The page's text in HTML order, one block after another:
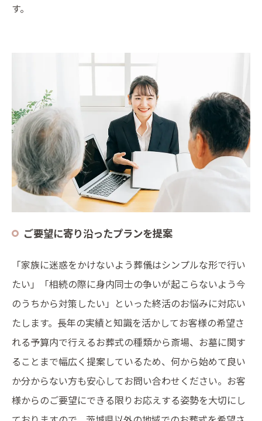
す。
ご要望に寄り沿ったプランを提案
「家族に迷惑をかけないよう葬儀はシンプルな形で行い
たい」「相続の際に身内同士の争いが起こらないよう今
のうちから対策したい」といった終活のお悩みに対応い
たします。長年の実績と知識を活かしてお客様の希望さ
れる予算内で行えるお葬式の種類から斎場、お墓に関す
ることまで幅広く提案しているため、何から始めて良い
か分からない方も安心してお問い合わせください。お客
様からのご要望にできる限りお応えする姿勢を大切にし